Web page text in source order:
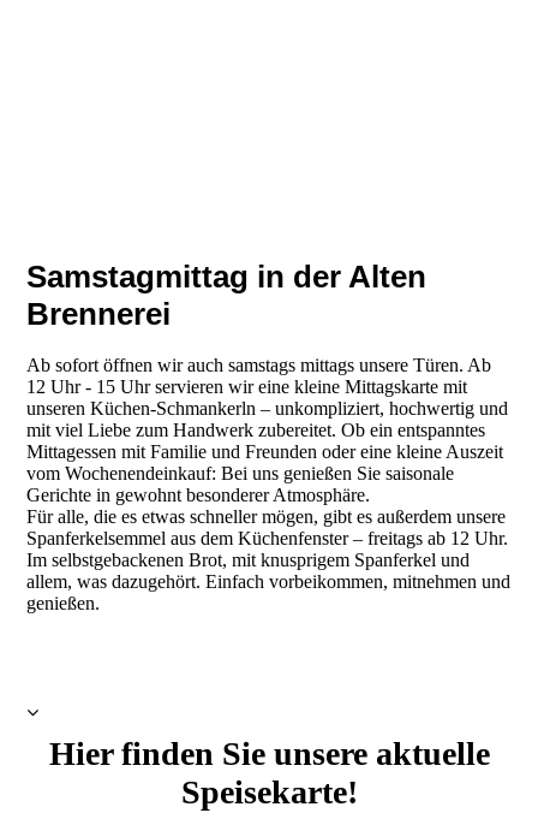
Samstagmittag in der Alten
Brennerei
Ab sofort öffnen wir auch samstags mittags unsere Türen. Ab
12 Uhr - 15 Uhr servieren wir eine kleine Mittagskarte mit
unseren Küchen-Schmankerln – unkompliziert, hochwertig und
mit viel Liebe zum Handwerk zubereitet. Ob ein entspanntes
Mittagessen mit Familie und Freunden oder eine kleine Auszeit
vom Wochenendeinkauf: Bei uns genießen Sie saisonale
Gerichte in gewohnt besonderer Atmosphäre.
Für alle, die es etwas schneller mögen, gibt es außerdem unsere
Spanferkelsemmel aus dem Küchenfenster – freitags ab 12 Uhr.
Im selbstgebackenen Brot, mit knusprigem Spanferkel und
allem, was dazugehört. Einfach vorbeikommen, mitnehmen und
genießen.
Hier finden Sie unsere aktuelle
Speisekarte!